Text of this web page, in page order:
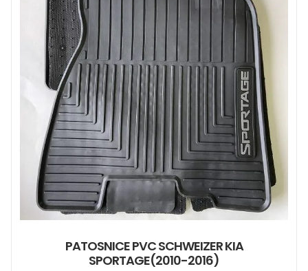
PATOSNICE PVC SCHWEIZER KIA
SPORTAGE(2010-2016)